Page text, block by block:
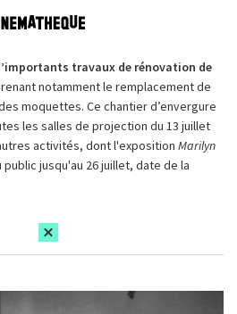
travaux de rénovation de
notamment le remplacement de
moquettes. Ce chantier d’envergure
les salles de projection du 13 juillet
activités, dont l'exposition Marilyn
jusqu'au 26 juillet, date de la